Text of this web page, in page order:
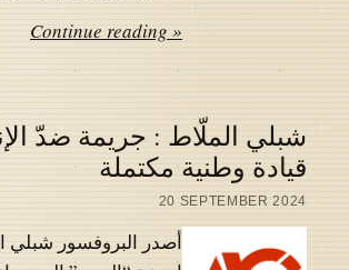
Continue reading »
شبلي الملّاط : جريمة ضدّ
قيادة وطنية مكتملة
20 SEPTEMBER 2024
أصدر البروفسور شبلي